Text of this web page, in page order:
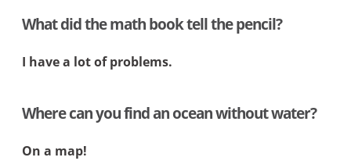
What did the math book tell the pencil?
I have a lot of problems.
Where can you find an ocean without water?
On a map!